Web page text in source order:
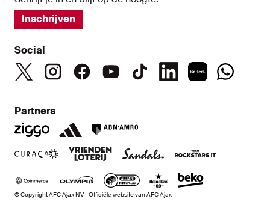
Inschrijven
Social
Partners
© Copyright AFC Ajax NV - Officiële website van AFC Ajax